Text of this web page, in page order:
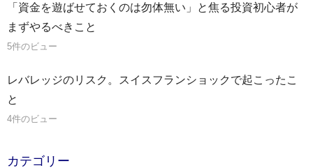
「資金を遊ばせておくのは勿体無い」と焦る投資初心者が
まずやるべきこと
5件のビュー
レバレッジのリスク。スイスフランショックで起こったこ
と
4件のビュー
カテゴリー